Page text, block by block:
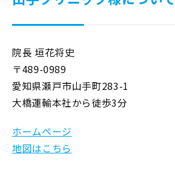
院長 垣花将史
〒489-0989
愛知県瀬戸市山手町283-1
大橋運輸本社から徒歩3分
ホームページ
地図はこちら